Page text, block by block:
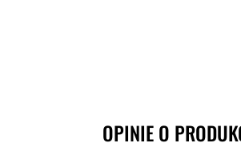
OPINIE O